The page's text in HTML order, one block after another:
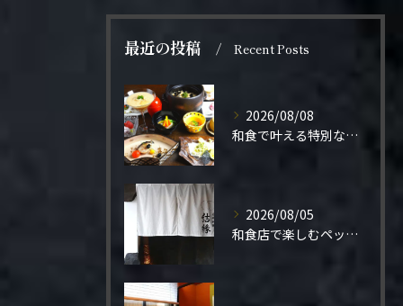
最近の投稿 Recent Posts
2026/08/08
和食で叶える特別なプロポーズ結婚
2026/08/05
和食店で楽しむペット同伴の食事体験